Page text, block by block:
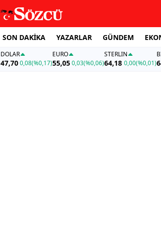
SON DAKİKA YAZARLAR GÜNDEM
DOLAR
47,700,08(%0,17)
EURO
55,05 0,03(%0,06)
STERLIN
64,18 0,00(%0,01)